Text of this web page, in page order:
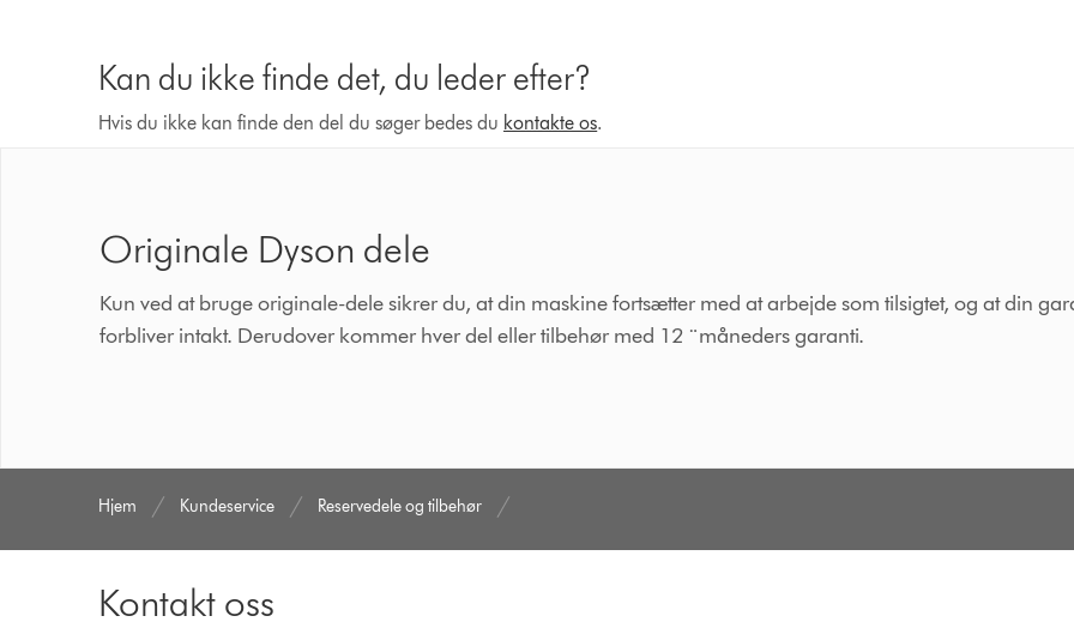
Kan du ikke finde det, du leder efter?
Hvis du ikke kan finde den del du søger bedes du kontakte os.
Originale Dyson dele
Kun ved at bruge originale-dele sikrer du, at din maskine fortsætter med at arbejde som tilsigtet, og at din
forbliver intakt. Derudover kommer hver del eller tilbehør med 12 ¨måneders garanti.
Hjem Kundeservice Reservedele og tilbehør
Kontakt oss